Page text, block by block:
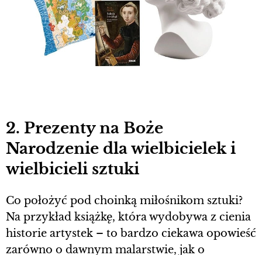
2. Prezenty na Boże
Narodzenie dla wielbicielek i
wielbicieli sztuki
Co położyć pod choinką miłośnikom sztuki?
Na przykład książkę, która wydobywa z cienia
historie artystek – to bardzo ciekawa opowieść
zarówno o dawnym malarstwie, jak o